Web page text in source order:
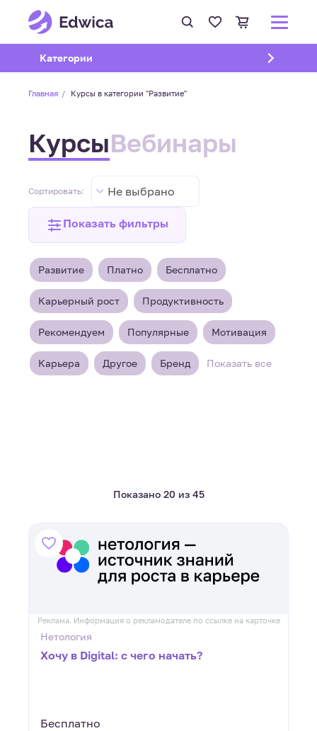
Открыть подменю
Категории
Главная Курсы в категории "Развитие"
КурсыВебинары
Сортировать: Не выбрано
Показать фильтры
Развитие Платно Бесплатно
Карьерный рост Продуктивность
Рекомендуем Популярные Мотивация
Карьера Другое Бренд Показать все
Показано 20 из 45
Реклама. Информация о рекламодателе по ссылке на карточке
Нетология
Хочу в Digital: с чего начать?
Бесплатно